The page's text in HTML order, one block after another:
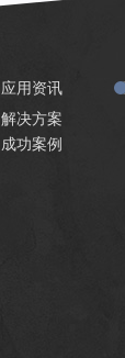
应用资讯
解决方案
成功案例